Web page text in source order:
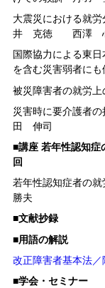
大震災における就
井 克徳 西澤
国際協力による東
を含む災害弱者に
被災障害者の就労
災害時に要介護者
田 伸司
■講座 若年性認知
回
若年性認知症者の
勝夫
■文献抄録
■用語の解説
改正障害者基本法
■学会・セミナー